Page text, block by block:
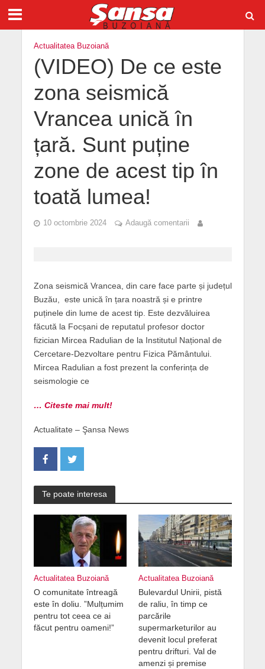
Actualitatea Buzoiană
(VIDEO) De ce este
zona seismică
Vrancea unică în
țară. Sunt puține
zone de acest tip în
toată lumea!
10 octombrie 2024 Adaugă comentarii
Zona seismică Vrancea, din care face parte și județul
Buzău, este unică în țara noastră și e printre
puținele din lume de acest tip. Este dezvăluirea
făcută la Focșani de reputatul profesor doctor
fizician Mircea Radulian de la Institutul Național de
Cercetare-Dezvoltare pentru Fizica Pământului.
Mircea Radulian a fost prezent la conferința de
seismologie ce
… Citeste mai mult!
Actualitate – Şansa News
Te poate interesa
Actualitatea Buzoiană
O comunitate întreagă
este în doliu. ”Mulțumim
pentru tot ceea ce ai
făcut pentru oameni!”
Actualitatea Buzoiană
Bulevardul Unirii, pistă
de raliu, în timp ce
parcările
supermarketurilor au
devenit locul preferat
pentru drifturi. Val de
amenzi și premise